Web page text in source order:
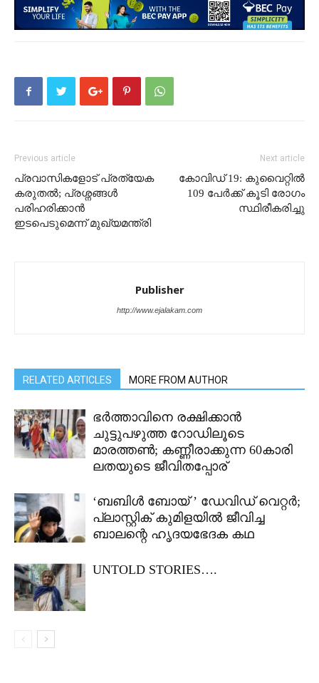
Previous article
പ്രവാസികളോട് പ്രത്യേക
കരുതൽ; പ്രശ്നങ്ങൾ
പരിഹരിക്കാൻ
ഇടപെടുമെന്ന് മുഖ്യമന്ത്രി
Next article
കോവിഡ് 19: കുവൈറ്റിൽ
109 പേർക്ക് കൂടി രോഗം
സ്ഥിരീകരിച്ചു
Publisher
http://www.ejalakam.com
RELATED ARTICLES MORE FROM AUTHOR
ഭർത്താവിനെ രക്ഷിക്കാൻ
ചുട്ടുപഴുത്ത റോഡിലൂടെ
മാരത്തൺ; കണ്ണീരാക്കുന്ന 60കാരി
ലതയുടെ ജീവിതപ്പോര്
‘ബബിൾ ബോയ് ’ ഡേവിഡ് വെറ്റർ;
പ്ലാസ്റ്റിക് കുമിളയിൽ ജീവിച്ച
ബാലന്റെ ഹൃദയഭേദക കഥ‌‌
UNTOLD STORIES….